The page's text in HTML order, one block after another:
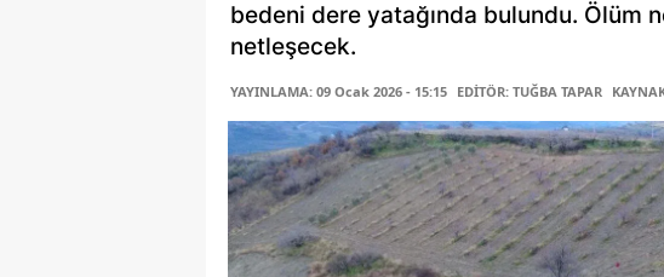
bedeni dere yatağında bulundu. Ölüm
netleşecek.
YAYINLAMA: 09 Ocak 2026 - 15:15 EDİTÖR: TUĞBA TAPAR